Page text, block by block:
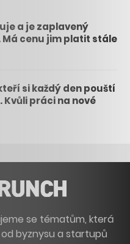
a je zaplavený
cenu jim platit stále
si každý den pouští
Kvůli práci na nové
se tématům, která
byznysu a startupů